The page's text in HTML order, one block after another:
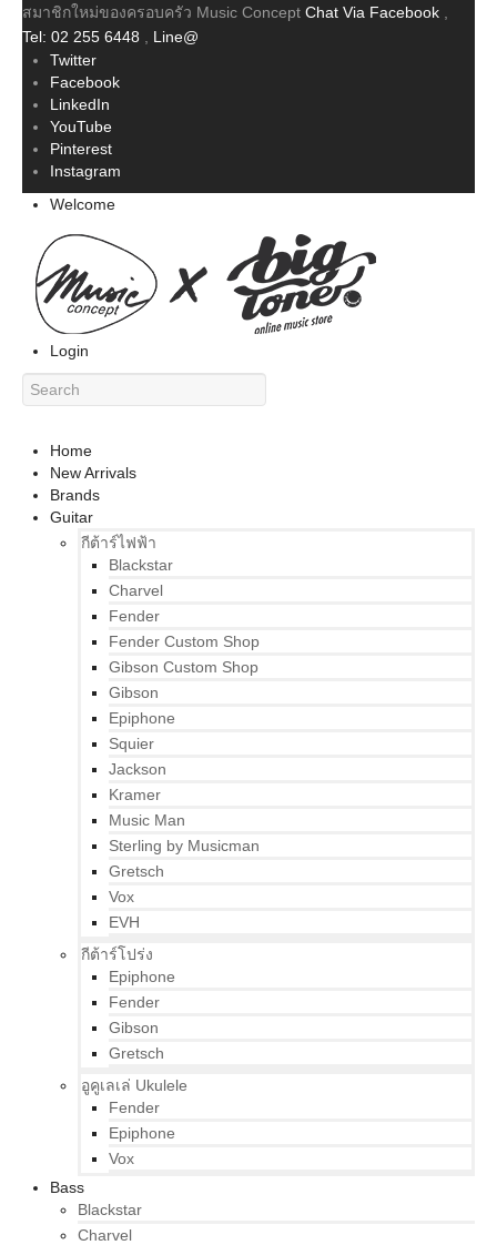
สมาชิกใหม่ของครอบครัว Music Concept Chat Via Facebook
Tel: 02 255 6448
Line@
Twitter
Facebook
LinkedIn
YouTube
Pinterest
Instagram
Welcome
Login
Home
New Arrivals
Brands
Guitar
กีต้าร์ไฟฟ้า
Blackstar
Charvel
Fender
Fender Custom Shop
Gibson Custom Shop
Gibson
Epiphone
Squier
Jackson
Kramer
Music Man
Sterling by Musicman
Gretsch
Vox
EVH
กีต้าร์โปร่ง
Epiphone
Fender
Gibson
Gretsch
อูคูเลเล่ Ukulele
Fender
Epiphone
Vox
Bass
Blackstar
Charvel